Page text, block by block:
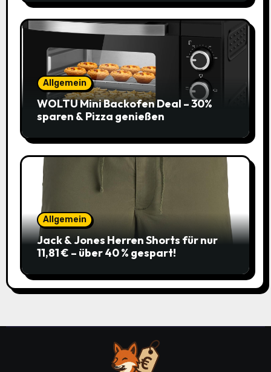
Allgemein
WOLTU Mini Backofen Deal – 30%
sparen & Pizza genießen
Allgemein
Jack & Jones Herren Shorts für nur
11,81 € – über 40 % gespart!